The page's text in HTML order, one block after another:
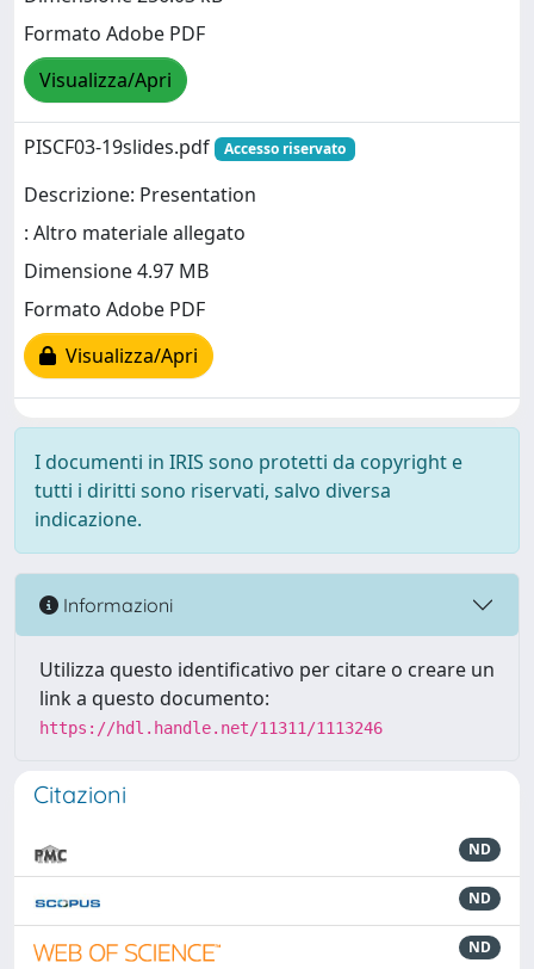
Formato Adobe PDF
Visualizza/Apri
PISCF03-19slides.pdf Accesso riservato
Descrizione: Presentation
: Altro materiale allegato
Dimensione 4.97 MB
Formato Adobe PDF
Visualizza/Apri
I documenti in IRIS sono protetti da copyright e
tutti i diritti sono riservati, salvo diversa
indicazione.
Informazioni
Utilizza questo identificativo per citare o creare un
link a questo documento:
https://hdl.handle.net/11311/1113246
Citazioni
ND
ND
ND